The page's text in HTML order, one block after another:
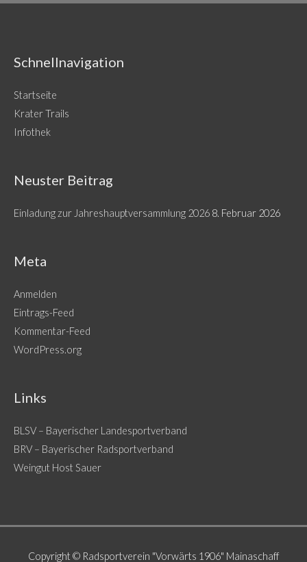
Schnellnavigation
Startseite
Krater Trails
Infothek
Neuster Beitrag
Einladung zur Jahreshauptversammlung 2026 8. Februar 2026
Meta
Anmelden
Eintrags-Feed
Kommentar-Feed
WordPress.org
Links
BLSV – Bayerischer Landesportverband
BRV – Bayerischer Radsportverband
Weingut Host Sauer
Copyright © Radsportverein "Vorwärts 1906" Mainaschaff